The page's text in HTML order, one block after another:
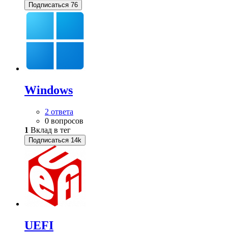
Подписаться 76
Windows
2 ответа
0 вопросов
1 Вклад в тег
Подписаться 14k
UEFI